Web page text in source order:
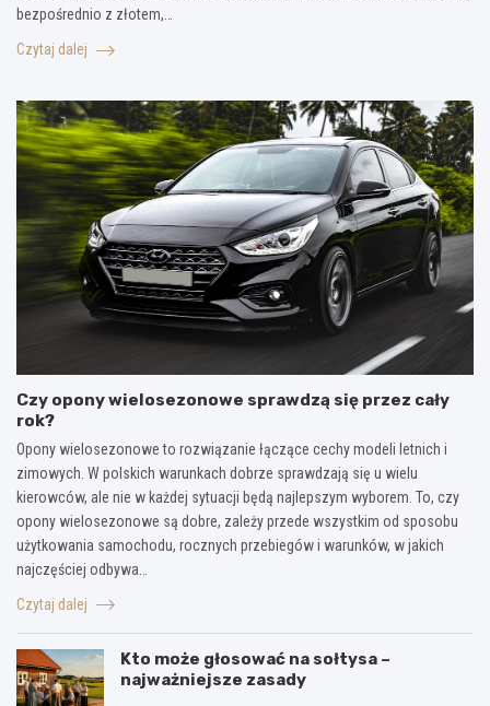
bezpośrednio z złotem,…
Czytaj dalej
Czy opony wielosezonowe sprawdzą się przez cały
rok?
Opony wielosezonowe to rozwiązanie łączące cechy modeli letnich i
zimowych. W polskich warunkach dobrze sprawdzają się u wielu
kierowców, ale nie w każdej sytuacji będą najlepszym wyborem. To, czy
opony wielosezonowe są dobre, zależy przede wszystkim od sposobu
użytkowania samochodu, rocznych przebiegów i warunków, w jakich
najczęściej odbywa…
Czytaj dalej
Kto może głosować na sołtysa –
najważniejsze zasady